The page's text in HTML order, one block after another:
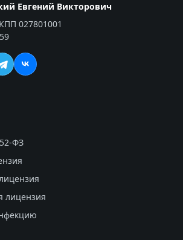
Евгений Викторович
027801001
ФЗ
лицензия